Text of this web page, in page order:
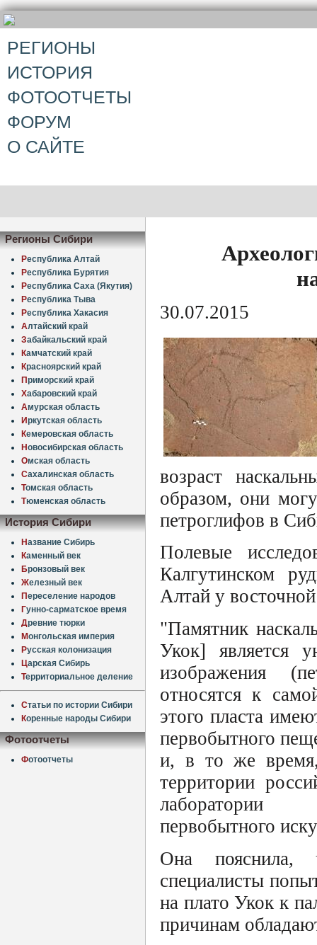
РЕГИОНЫ
ИСТОРИЯ
ФОТООТЧЕТЫ
ФОРУМ
О САЙТЕ
Регионы Сибири
Республика Алтай
Республика Бурятия
Республика Саха (Якутия)
Республика Тыва
Республика Хакасия
Алтайский край
Забайкальский край
Камчатский край
Красноярский край
Приморский край
Хабаровский край
Амурская область
Иркутская область
Кемеровская область
Новосибирская область
Омская область
Сахалинская область
Томская область
Тюменская область
История Сибири
Название Сибирь
Каменный век
Бронзовый век
Железный век
Переселение народов
Гунно-сарматское время
Древние тюрки
Монгольская империя
Русская колонизация
Царская Сибирь
Территориальное деление
Статьи по истории Сибири
Коренные народы Сибири
Фотоотчеты
Фотоотчеты
30.07.2015
возраст
образом, они
петроглифов в
Полевые
Калгутинском
Алтай у
"Памятник
Укок] является
изображения
относятся к
этого пласта
первобытного
и, в то же время,
территории
лаборатории
первобытного
Она пояснила,
специалисты
на плато Укок к
причинам